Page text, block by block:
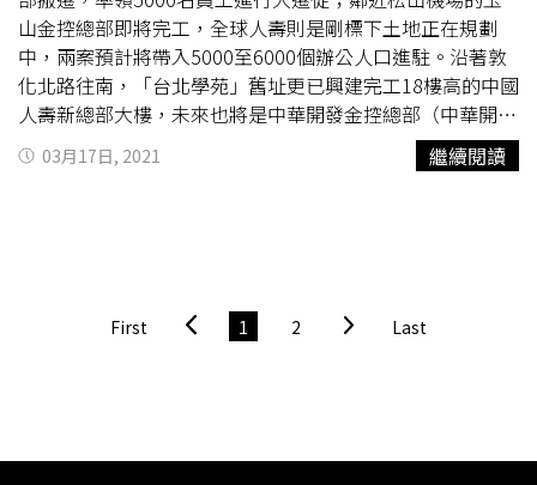
劉美華解釋，上半年雙北市的商辦、廠辦交易總金額約294
億元，但發生在松山、內湖、南港、汐止就佔了85%。根據
最新的調查，51%的亞太區未來3年內有搬遷總部的計畫，
顯見受到成本、招募、防疫的需求強，未來辦公板塊將出現
分散及挪移。第四，強化電商供應鏈布局。光是電商平台三
大龍頭粗估自建倉儲就超過20萬坪，今年預計還會增加1到
流、倉儲的疫後需求中長期會出現倍數增長。第五，新型態
產品將成為投資亮點。劉美華表示，疫情裂解原來的生產、
風險，將會成為後疫情或是疫情流感化時代的重要服務設施
品」及純住豪宅「華固名鑄」，及去年底才獲得北市核准危
老重建的蘇黎世產險大樓同樣改建在即，敦化北路沿線近年
就有多達10個大樓都更及地上權案陸續進行。黃舒衛分析，
擁有千億開發價值的台塑都更案，是敦化北路邁向A辦聚落
的最後一哩路，加上「台北華爾街」南京東、西路的辦公大
樓同步翻新，「南京東路與敦化北路串起的十字辦公軸帶，
A、B、C等層級。其中最頂級的A級辦公大樓簡稱「A辦」，
需符合位處辦公商圈、全棟商業使用、產權集中、物業管理
山金控總部即將完工，全球人壽則是剛標下土地正在規劃
中，兩案預計將帶入5000至6000個辦公人口進駐。沿著敦
化北路往南，「台北學苑」舊址更已興建完工18樓高的中國
人壽新總部大樓，未來也將是中華開發金控總部（中華開發
金控為中國人壽持股過半的大股東）。2013年，中國人壽
以近142億元，標下這塊基地廣達4052坪的70年地上權，原
少辜仲瑩 『凡事盡求完美』，對總部的裝潢與游泳池等規
劃給了不少建議；據說靠近敦化北路的一層樓將作為餐廳使
總部是整棟透明的綠建築。」中華開發金控以每坪月租
03月17日, 2021 繼續閱讀
First 1 2 Last